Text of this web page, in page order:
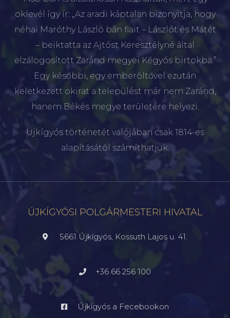
oklevél így ír: „Az aradi káptalan bizonyítja, hogy
néhai Maróthy László bán fiait – Lászlót és Mátét
– beiktatta az Ajtóst Keresztélyné által
elzálogosított Zaránd megyei Kégyós birtokba.”
Egy későbbi, egy emberöltővel ezután
keletkezett okirat a települést már nem Zaránd,
hanem Békés megye területére helyezi.
Újkígyós történetét valójában csak 1814-es
alapításától számíthatjuk.
ÚJKÍGYÓSI POLGÁRMESTERI HIVATAL
5661 Újkígyós, Kossuth Lajos u. 41.
+36 66 256 100
Újkígyós a Fecebookon